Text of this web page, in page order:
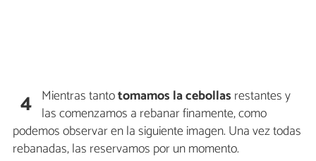
4 Mientras tantotomamos la cebollas restantes y
las comenzamos a rebanar finamente, como
podemos observar en la siguiente imagen. Una vez todas
rebanadas, las reservamos por un momento.